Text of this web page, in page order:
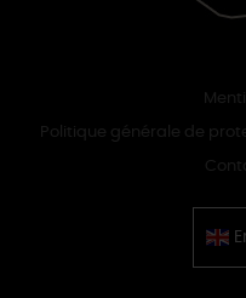
Politique générale de